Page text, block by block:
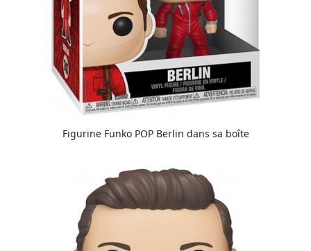
Figurine Funko POP Berlin dans sa boîte